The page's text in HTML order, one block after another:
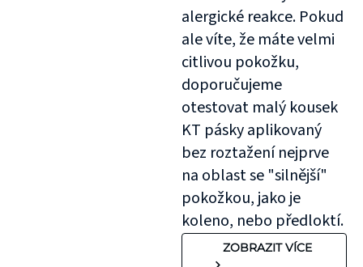
alergické reakce. Pokud
ale víte, že máte velmi
citlivou pokožku,
doporučujeme
otestovat malý kousek
KT pásky aplikovaný
bez roztažení nejprve
na oblast se "silnější"
pokožkou, jako je
koleno, nebo předloktí.
ZOBRAZIT VÍCE